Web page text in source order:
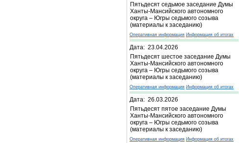
Пятьдесят седьмое заседание Думы
Ханты-Мансийского автономного
округа – Югры седьмого созыва
(материалы к заседанию)
Оперативная информация Информация об итогах
Дата: 23.04.2026
Пятьдесят шестое заседание Думы
Ханты-Мансийского автономного
округа – Югры седьмого созыва
(материалы к заседанию)
Оперативная информация Информация об итогах
Дата: 26.03.2026
Пятьдесят пятое заседание Думы
Ханты-Мансийского автономного
округа – Югры седьмого созыва
(материалы к заседанию)
Оперативная информация Информация об итогах